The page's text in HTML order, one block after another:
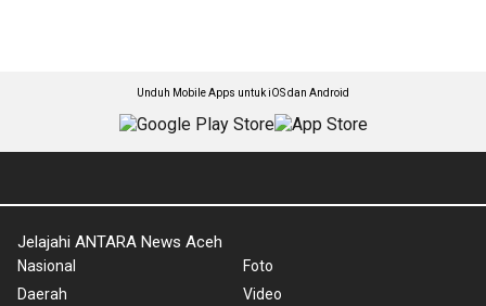
Unduh Mobile Apps untuk iOS dan Android
Jelajahi ANTARA News Aceh
Nasional
Daerah
Foto
Video